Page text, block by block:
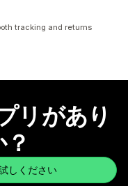
tracking and returns
リがあり
しください